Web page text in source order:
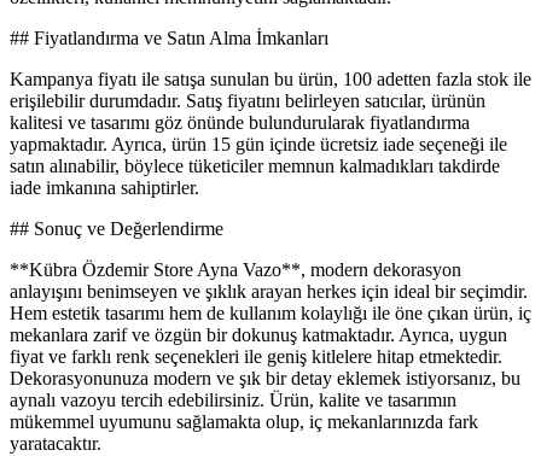
## Fiyatlandırma ve Satın Alma İmkanları
Kampanya fiyatı ile satışa sunulan bu ürün, 100 adetten fazla stok ile
erişilebilir durumdadır. Satış fiyatını belirleyen satıcılar, ürünün
kalitesi ve tasarımı göz önünde bulundurularak fiyatlandırma
yapmaktadır. Ayrıca, ürün 15 gün içinde ücretsiz iade seçeneği ile
satın alınabilir, böylece tüketiciler memnun kalmadıkları takdirde
iade imkanına sahiptirler.
## Sonuç ve Değerlendirme
**Kübra Özdemir Store Ayna Vazo**, modern dekorasyon
anlayışını benimseyen ve şıklık arayan herkes için ideal bir seçimdir.
Hem estetik tasarımı hem de kullanım kolaylığı ile öne çıkan ürün, iç
mekanlara zarif ve özgün bir dokunuş katmaktadır. Ayrıca, uygun
fiyat ve farklı renk seçenekleri ile geniş kitlelere hitap etmektedir.
Dekorasyonunuza modern ve şık bir detay eklemek istiyorsanız, bu
aynalı vazoyu tercih edebilirsiniz. Ürün, kalite ve tasarımın
mükemmel uyumunu sağlamakta olup, iç mekanlarınızda fark
yaratacaktır.